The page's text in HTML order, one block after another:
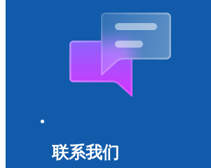
联系我们